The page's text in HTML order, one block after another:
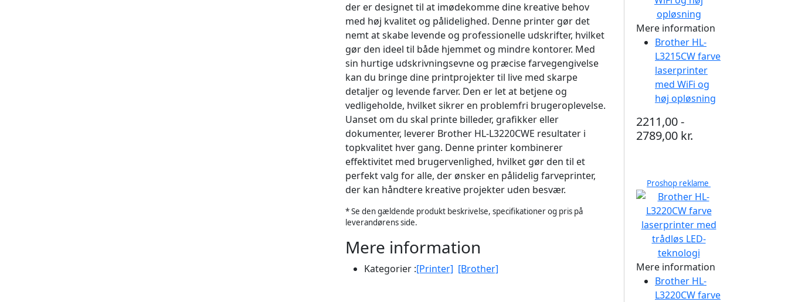
der er designet til at imødekomme dine kreative behov
med høj kvalitet og pålidelighed. Denne printer gør det
nemt at skabe levende og professionelle udskrifter, hvilket
gør den ideel til både hjemmet og mindre kontorer. Med
sin hurtige udskrivningsevne og præcise farvegengivelse
kan du bringe dine printprojekter til live med skarpe
detaljer og levende farver. Den er let at betjene og
vedligeholde, hvilket sikrer en problemfri brugeroplevelse.
Uanset om du skal printe billeder, grafikker eller
dokumenter, leverer Brother HL-L3220CWE resultater i
topkvalitet hver gang. Denne printer kombinerer
effektivitet med brugervenlighed, hvilket gør den til et
perfekt valg for alle, der ønsker en pålidelig farveprinter,
der kan håndtere kreative projekter uden besvær.
* Se den gældende produkt beskrivelse, specifikationer og pris på
leverandørens side.
Mere information
Kategorier :[Printer] [Brother]
Mere information
Brother HL-
L3215CW farve
laserprinter
med WiFi og
høj opløsning
2211,00 -
2789,00 kr.
Proshop reklame
Mere information
Brother HL-
L3220CW farve